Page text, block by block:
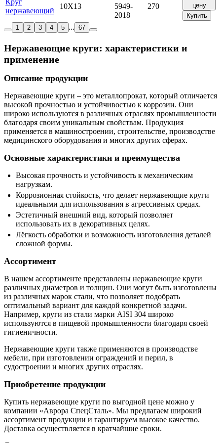
Круг
нержавеющий
10Х13
5949-
2018
270
цену
Купить
1
2 3 4 5 ... 67
Нержавеющие круги: характеристики и
применение
Описание продукции
Нержавеющие круги – это металлопрокат, который отличается
высокой прочностью и устойчивостью к коррозии. Они
широко используются в различных отраслях промышленности
благодаря своим уникальным свойствам. Продукция
применяется в машиностроении, строительстве, производстве
медицинского оборудования и многих других сферах.
Основные характеристики и преимущества
Высокая прочность и устойчивость к механическим
нагрузкам.
Коррозионная стойкость, что делает нержавеющие круги
идеальными для использования в агрессивных средах.
Эстетичный внешний вид, который позволяет
использовать их в декоративных целях.
Лёгкость обработки и возможность изготовления деталей
сложной формы.
Ассортимент
В нашем ассортименте представлены нержавеющие круги
различных диаметров и толщин. Они могут быть изготовлены
из различных марок стали, что позволяет подобрать
оптимальный вариант для каждой конкретной задачи.
Например, круги из стали марки AISI 304 широко
используются в пищевой промышленности благодаря своей
гигиеничности.
Нержавеющие круги также применяются в производстве
мебели, при изготовлении ограждений и перил, в
судостроении и многих других отраслях.
Приобретение продукции
Купить нержавеющие круги по выгодной цене можно у
компании «Аврора СпецСталь». Мы предлагаем широкий
ассортимент продукции и гарантируем высокое качество.
Доставка осуществляется в кратчайшие сроки.